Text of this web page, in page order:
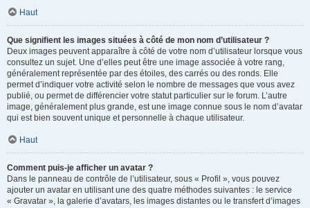
Haut
Que signifient les images situées à côté de mon nom d’utilisateur ?
Deux images peuvent apparaître à côté de votre nom d’utilisateur lorsque vous
consultez un sujet. Une d’elles peut être une image associée à votre rang,
généralement représentée par des étoiles, des carrés ou des ronds. Elle
permet d’indiquer votre activité selon le nombre de messages que vous avez
publié, ou permet de différencier votre statut particulier sur le forum. L’autre
image, généralement plus grande, est une image connue sous le nom d’avatar
qui est bien souvent unique et personnelle à chaque utilisateur.
Haut
Comment puis-je afficher un avatar ?
Dans le panneau de contrôle de l’utilisateur, sous « Profil », vous pouvez
ajouter un avatar en utilisant une des quatre méthodes suivantes : le service
« Gravatar », la galerie d’avatars, les images distantes ou le transfert d’images